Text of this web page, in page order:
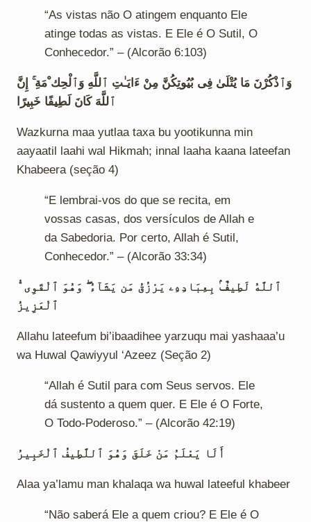
“As vistas não O atingem enquanto Ele
atinge todas as vistas. E Ele é O Sutil, O
Conhecedor.” – (Alcorão 6:103)
وَٱذْكُرْنَ مَا يُتْلَىٰ فِى بُيُوتِكُنَّ مِنْ ءَايَـٰتِ ٱللَّهِ وَٱلْحِك ْمَةِ ۚ إِنَّ
ٱللَّهَ كَانَ لَطِيفًا خَبِيرًا
Wazkurna maa yutlaa taxa bu yootikunna min
aayaatil laahi wal Hikmah; innal laaha kaana lateefan
Khabeera (seção 4)
“E lembrai-vos do que se recita, em
vossas casas, dos versículos de Allah e
da Sabedoria. Por certo, Allah é Sutil,
Conhecedor.” – (Alcorão 33:34)
ٱللَّهُ لَطِيفٌۢ بِعِبَادِهِۦ يَرْزُقُ مَن يَشَآءُ ۖ وَهُوَ ٱلْقَوِى ُّ
ٱلْعَزِيزُ
Allahu lateefum bi’ibaadihee yarzuqu mai yashaaa’u
wa Huwal Qawiyyul ‘Azeez (Seção 2)
“Allah é Sutil para com Seus servos. Ele
dá sustento a quem quer. E Ele é O Forte,
O Todo-Poderoso.” – (Alcorão 42:19)
أَلَا يَعْلَمُ مَنْ خَلَقَ وَهُوَ ٱللَّطِيفُ ٱلْخَبِيرُ
Alaa ya’lamu man khalaqa wa huwal lateeful khabeer
“Não saberá Ele a quem criou? E Ele é O